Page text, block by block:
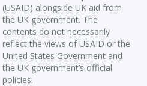
(USAID) alongside UK aid from
the UK government. The
contents do not necessarily
reflect the views of USAID or the
United States Government and
the UK government’s official
policies.